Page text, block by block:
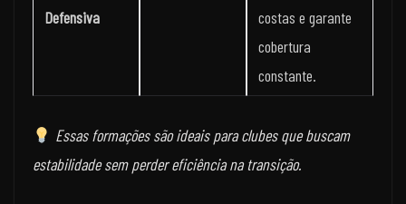
Defensiva
costas e garante
cobertura
constante.
Essas formações são ideais para clubes que buscam
estabilidade sem perder eficiência na transição.